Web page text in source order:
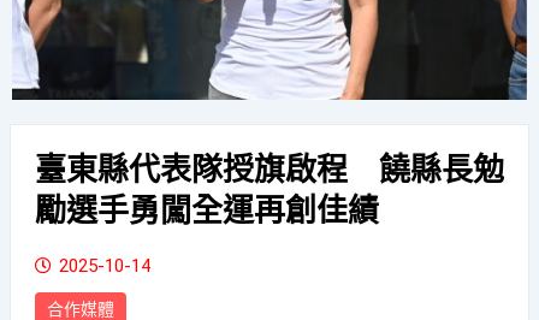
臺東縣代表隊授旗啟程 饒縣長勉
勵選手勇闖全運再創佳績
2025-10-14
合作媒體